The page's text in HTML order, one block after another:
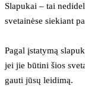
Slapukai – tai
svetainėse siekiant
Pagal įstatymą
jei jie būtini šios
gauti jūsų leidimą.